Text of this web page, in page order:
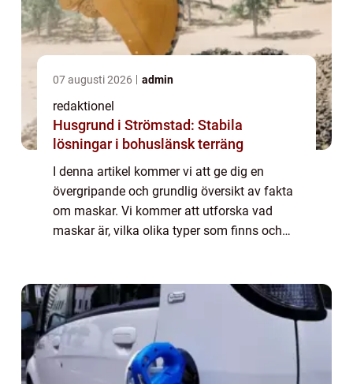
07 augusti 2026 admin
redaktionel
Husgrund i Strömstad: Stabila
lösningar i bohuslänsk terräng
I denna artikel kommer vi att ge dig en
övergripande och grundlig översikt av fakta
om maskar. Vi kommer att utforska vad
maskar är, vilka olika typer som finns och
och...